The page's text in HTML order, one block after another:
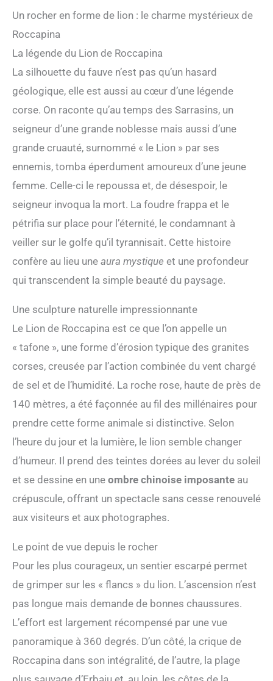
Un rocher en forme de lion : le charme mystérieux de
Roccapina
La légende du Lion de Roccapina
La silhouette du fauve n’est pas qu’un hasard
géologique, elle est aussi au cœur d’une légende
corse. On raconte qu’au temps des Sarrasins, un
seigneur d’une grande noblesse mais aussi d’une
grande cruauté, surnommé « le Lion » par ses
ennemis, tomba éperdument amoureux d’une jeune
femme. Celle-ci le repoussa et, de désespoir, le
seigneur invoqua la mort. La foudre frappa et le
pétrifia sur place pour l’éternité, le condamnant à
veiller sur le golfe qu’il tyrannisait. Cette histoire
confère au lieu une aura mystique et une profondeur
qui transcendent la simple beauté du paysage.
Une sculpture naturelle impressionnante
Le Lion de Roccapina est ce que l’on appelle un
« tafone », une forme d’érosion typique des granites
corses, creusée par l’action combinée du vent chargé
de sel et de l’humidité. La roche rose, haute de près de
140 mètres, a été façonnée au fil des millénaires pour
prendre cette forme animale si distinctive. Selon
l’heure du jour et la lumière, le lion semble changer
d’humeur. Il prend des teintes dorées au lever du soleil
et se dessine en une ombre chinoise imposante au
crépuscule, offrant un spectacle sans cesse renouvelé
aux visiteurs et aux photographes.
Le point de vue depuis le rocher
Pour les plus courageux, un sentier escarpé permet
de grimper sur les « flancs » du lion. L’ascension n’est
pas longue mais demande de bonnes chaussures.
L’effort est largement récompensé par une vue
panoramique à 360 degrés. D’un côté, la crique de
Roccapina dans son intégralité, de l’autre, la plage